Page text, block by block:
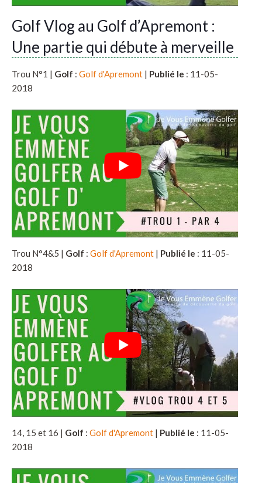
Golf Vlog au Golf d’Apremont :
Une partie qui débute à merveille
Trou N°1 | Golf : Golf d'Apremont | Publié le : 11-05-
2018
Trou N°4&5 | Golf : Golf d'Apremont | Publié le : 11-05-
2018
14, 15 et 16 | Golf : Golf d'Apremont | Publié le : 11-05-
2018